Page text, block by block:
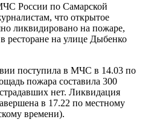
России по Самарской
что открытое
ликвидировано на пожаре,
ресторане на улице Дыбенко
поступила в МЧС в 14.03 по
пожара составила 300
нет. Ликвидация
в 17.22 по местному
времени).